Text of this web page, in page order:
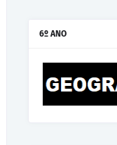
6º ANO